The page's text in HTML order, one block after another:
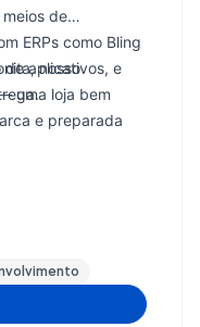
de
ERPs como Bling
de aplicativos, e
nosso
uma loja bem
e preparada